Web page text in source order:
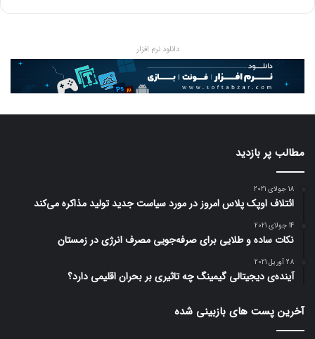
دانلود نرم افزار
مطالب پر بازدید
18 جولای 2021
ائتلاف اوپک پلاس امروز در مورد سیاست جدید تولید مذاکره می‌کند
14 جولای 2021
نکات ساده و طلایی برای صرفه‌جویی مصرف انرژی در زمستان
28 آوریل 2021
آینده‌ی دیجیتالی گیمینگ چه تاثیری بر بحران اقلیمی دارد؟
آخرین پست های بازبینی شده